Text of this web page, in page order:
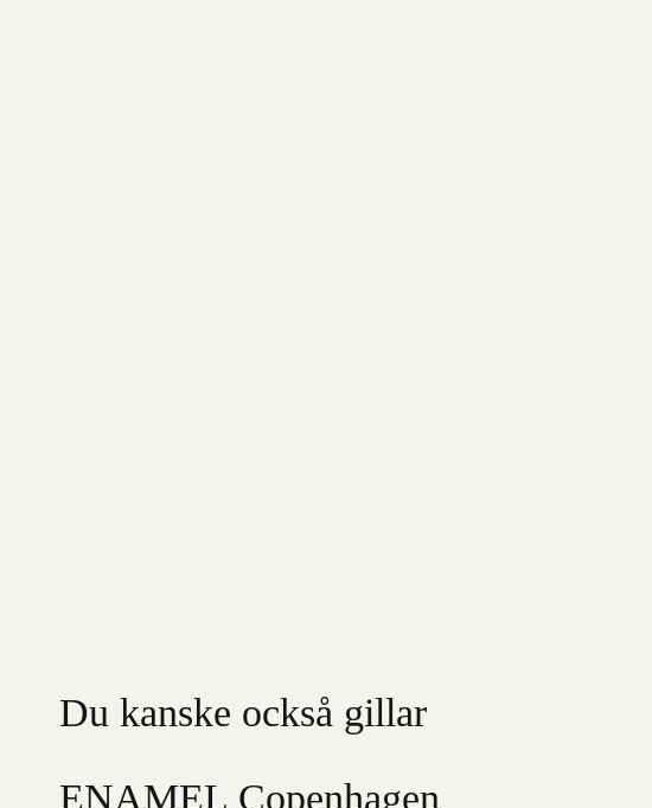
Du kanske också gillar
ENAMEL Copenhagen